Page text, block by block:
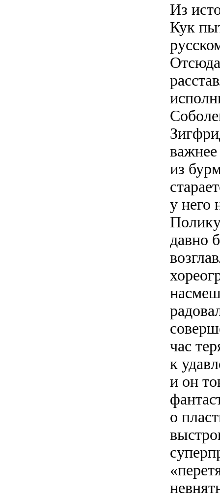
Из
Кук
из
у него
давно
час
к
и он
о